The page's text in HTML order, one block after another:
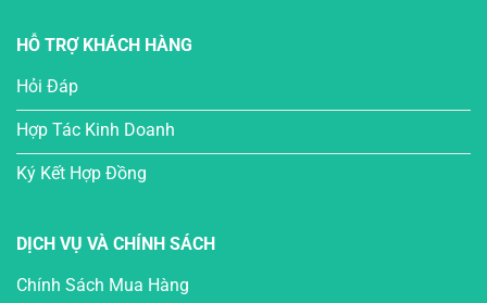
HỖ TRỢ KHÁCH HÀNG
Hỏi Đáp
Hợp Tác Kinh Doanh
Ký Kết Hợp Đồng
DỊCH VỤ VÀ CHÍNH SÁCH
Chính Sách Mua Hàng